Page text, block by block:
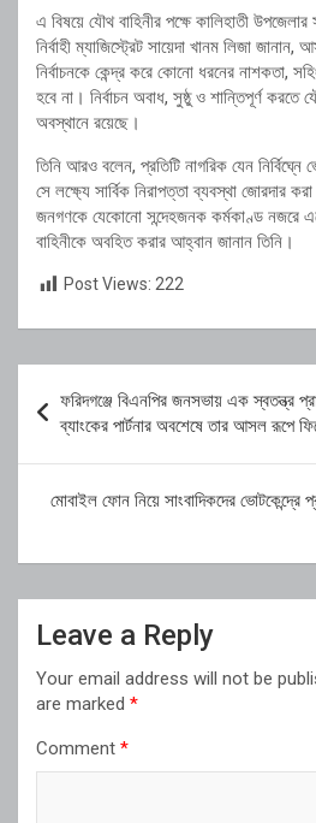
এ বিষয়ে যৌথ বাহিনীর পক্ষে কালিহাতী
নির্বাহী ম্যাজিস্ট্রেট সায়েদা খানম লিজা
নির্বাচনকে কেন্দ্র করে কোনো ধরনের নাশকতা,
হবে না। নির্বাচন অবাধ, সুষ্ঠু ও শান্তিপূর্ণ করতে
অবস্থানে রয়েছে।
তিনি আরও বলেন, প্রতিটি নাগরিক যেন নির্বিঘ্নে
সে লক্ষ্যে সার্বিক নিরাপত্তা ব্যবস্থা জোরদার
জনগণকে যেকোনো সন্দেহজনক কর্মকাণ্ড নজরে
বাহিনীকে অবহিত করার আহ্বান জানান তিনি।
Post Views: 222
navigation
ফরিদগঞ্জে বিএনপির জনসভায় এক স্বতন্ত্র
ব্যাংকের পার্টনার অবশেষে তার আসল রূপে
মোবাইল ফোন নিয়ে সাংবাদিকদের ভোটকেন্দ্রে
Leave a Reply
Your email address will not be
are marked *
Comment *